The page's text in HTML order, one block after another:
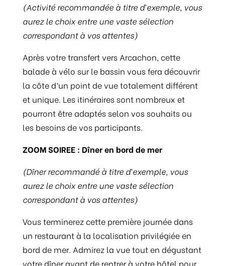
(Activité recommandée à titre d’exemple, vous
aurez le choix entre une vaste sélection
correspondant à vos attentes)
Après votre transfert vers Arcachon, cette
balade à vélo sur le bassin vous fera découvrir
la côte d’un point de vue totalement différent
et unique. Les itinéraires sont nombreux et
pourront être adaptés selon vos souhaits ou
les besoins de vos participants.
ZOOM SOIREE : Dîner en bord de mer
(Dîner recommandé à titre d’exemple, vous
aurez le choix entre une vaste sélection
correspondant à vos attentes)
Vous terminerez cette première journée dans
un restaurant à la localisation privilégiée en
bord de mer. Admirez la vue tout en dégustant
votre dîner avant de rentrer à votre hôtel pour